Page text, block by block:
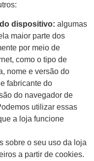
dispositivo: algumas
maior parte dos
por meio de
como o tipo de
nome e versão do
fabricante do
do navegador de
utilizar essas
a loja funcione
sobre o seu uso da loja
a partir de cookies.